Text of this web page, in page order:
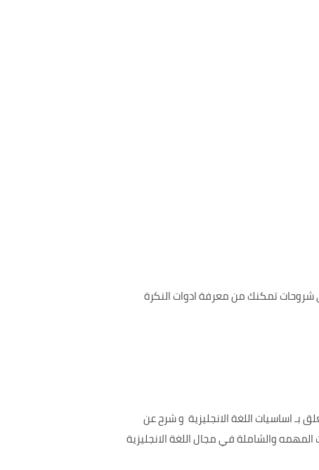
شروحات تمكنك من معرفة ادوات النكرة
اساسيات اللغة الانجليزية و شرح عن
والشاملة في مجال اللغة الانجليزية